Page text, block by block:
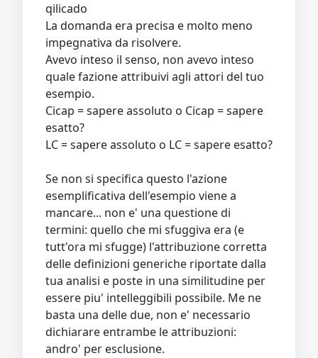
qilicado
La domanda era precisa e molto meno
impegnativa da risolvere.
Avevo inteso il senso, non avevo inteso
quale fazione attribuivi agli attori del tuo
esempio.
Cicap = sapere assoluto o Cicap = sapere
esatto?
LC = sapere assoluto o LC = sapere esatto?
Se non si specifica questo l'azione
esemplificativa dell'esempio viene a
mancare... non e' una questione di
termini: quello che mi sfuggiva era (e
tutt'ora mi sfugge) l'attribuzione corretta
delle definizioni generiche riportate dalla
tua analisi e poste in una similitudine per
essere piu' intelleggibili possibile. Me ne
basta una delle due, non e' necessario
dichiarare entrambe le attribuzioni:
andro' per esclusione.